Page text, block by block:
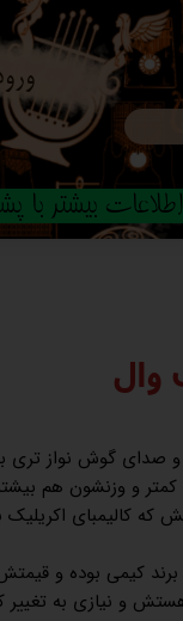
بیشتر با
وال
و صدای گوش نواز تری
و وزنشون هم
کالیمبای اکریلیک
برند کیمی بوده و
و نیازی به تغییر